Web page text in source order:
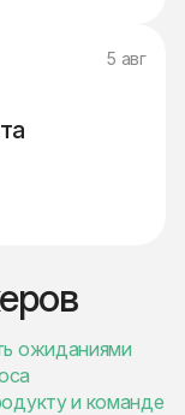
5 авг
ожиданиями
и команде